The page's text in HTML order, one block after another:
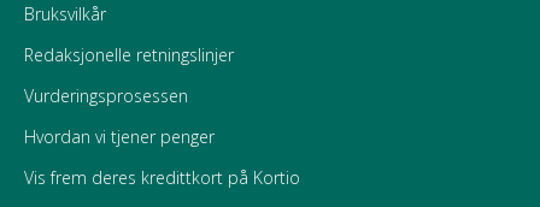
Bruksvilkår
Redaksjonelle retningslinjer
Vurderingsprosessen
Hvordan vi tjener penger
Vis frem deres kredittkort på Kortio